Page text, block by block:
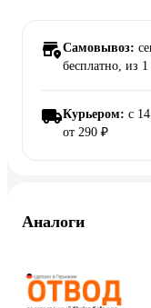
Самовывоз:
бесплатно, из 1
Курьером: c 14
от 290 ₽
Аналоги